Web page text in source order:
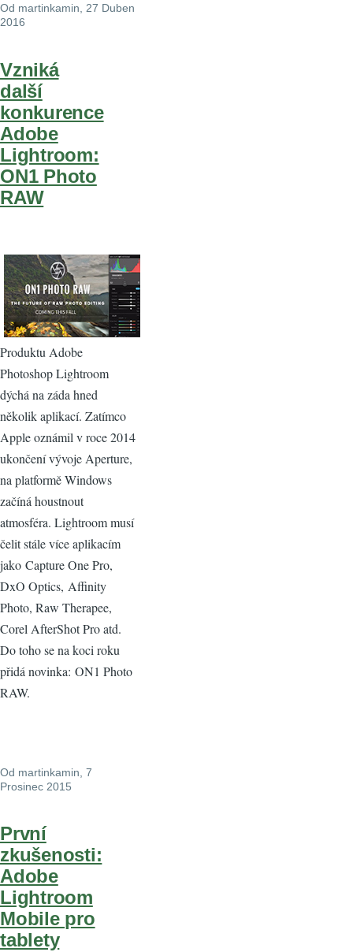
Od martinkamin , 27 Duben
2016
Vzniká
další
konkurence
Adobe
Lightroom:
ON1 Photo
RAW
Produktu Adobe
Photoshop Lightroom
dýchá na záda hned
několik aplikací. Zatímco
Apple oznámil v roce 2014
ukončení vývoje Aperture,
na platformě Windows
začíná houstnout
atmosféra. Lightroom musí
čelit stále více aplikacím
jako Capture One Pro,
DxO Optics, Affinity
Photo, Raw Therapee,
Corel AfterShot Pro atd.
Do toho se na koci roku
přidá novinka: ON1 Photo
RAW.
Od martinkamin , 7
Prosinec 2015
První
zkušenosti:
Adobe
Lightroom
Mobile pro
tablety